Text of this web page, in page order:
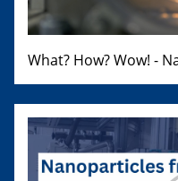
What? How? Wow! -